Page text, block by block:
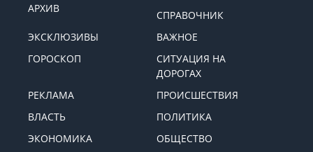
АРХИВ
СПРАВОЧНИК
ЭКСКЛЮЗИВЫ
ВАЖНОЕ
ГОРОСКОП
СИТУАЦИЯ НА
ДОРОГАХ
РЕКЛАМА
ПРОИСШЕСТВИЯ
ВЛАСТЬ
ПОЛИТИКА
ЭКОНОМИКА
ОБЩЕСТВО